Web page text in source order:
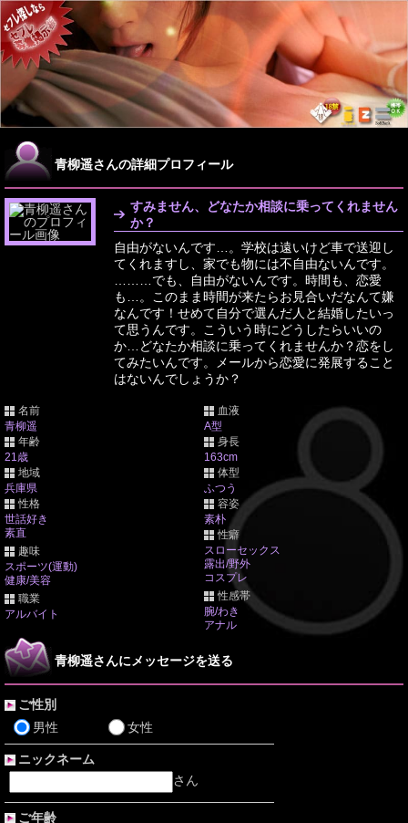
青柳遥さんの詳細プロフィール
すみません、どなたか相談に乗ってくれません
か？
自由がないんです…。学校は遠いけど車で送迎し
てくれますし、家でも物には不自由ないんです。
………でも、自由がないんです。時間も、恋愛
も…。このまま時間が来たらお見合いだなんて嫌
なんです！せめて自分で選んだ人と結婚したいっ
て思うんです。こういう時にどうしたらいいの
か…どなたか相談に乗ってくれませんか？恋をし
てみたいんです。メールから恋愛に発展すること
はないんでしょうか？
名前
青柳遥
年齢
21歳
地域
兵庫県
血液
A型
身長
163cm
体型
ふつう
性格
世話好き
素直
趣味
スポーツ(運動)
健康/美容
職業
アルバイト
容姿
素朴
性癖
スローセックス
露出/野外
コスプレ
性感帯
腕/わき
アナル
青柳遥さんにメッセージを送る